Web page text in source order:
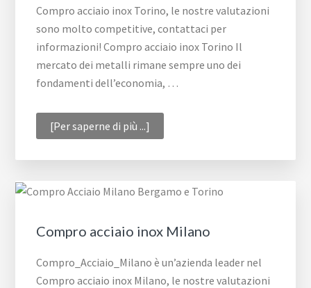
Compro acciaio inox Torino, le nostre valutazioni
sono molto competitive, contattaci per
informazioni! Compro acciaio inox Torino Il
mercato dei metalli rimane sempre uno dei
fondamenti dell’economia, …
[Per saperne di più ...]
acciaio
inox
Compro acciaio inox Milano
Compro_Acciaio_Milano è un’azienda leader nel
Compro acciaio inox Milano, le nostre valutazioni